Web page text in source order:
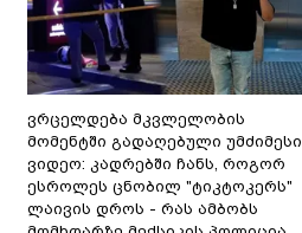
ვრცელდება მკვლელობის
მომენტში გადაღებული უმძიმესი
ვიდეო: კადრებში ჩანს, როგორ
ესროლეს ცნობილ "ტიკტოკერს"
ლაივის დროს - რას ამბობს